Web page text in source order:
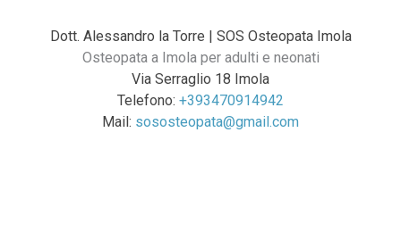
m
Dott. Alessandro la Torre | SOS Osteopata Imola
Osteopata a Imola per adulti e neonati
Via Serraglio 18 Imola
Telefono: +393470914942
Mail: sososteopata@gmail.com